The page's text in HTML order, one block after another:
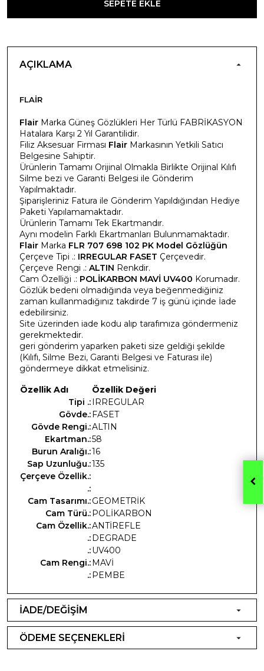
SEPETE EKLE
AÇIKLAMA
FLAIR
Flair Marka Güneş Gözlükleri Her Türlü FABRİKASYON
Hatalara Karşı 2 Yıl Garantilidir.
Filiz Aksesuar Firması Flair Markasının Yetkili Satıcı
Belgesine Sahiptir.
Ürünlerin Tamamı Orijinal Olmakla Birlikte Orijinal Kılıfı
Silme bezi ve Garanti Belgesi ile Gönderim
Yapılmaktadır.
Şiparişleriniz Fatura ile Gönderim Yapıldığından Hediye
Paketi Yapılamamaktadır.
Ürünlerin Tamamı Tek Ekartmandır.
Aynı modelin Farklı Ekartmanları Bulunmamaktadır.
Flair Marka FLR 707 698 102 PK Model Gözlüğün
Çerçeve Tipi .: IRREGULAR FASET Çerçevedir.
Çerçeve Rengi .: ALTIN Renkdir.
Cam Özelliği .: POLİKARBON MAVİ UV400 Korumadır.
Gözlük bedeni olmadığında veya beğenmediğiniz
zaman kullanmadığınız takdirde 7 iş günü içinde İade
edebilirsiniz.
Site üzerinden iade kodu alıp tarafımıza göndermeniz
gerekmektedir.
geri gönderim yaparken paketi size geldiği şekilde
(Kılıfı, Silme Bezi, Garanti Belgesi ve Faturası ile)
göndermeye dikkat etmelisiniz.
Özellik Adı
Özellik Değeri
Tipi .:IRREGULAR
Gövde.:FASET
Gövde Rengi.:ALTIN
Ekartman.:58
Burun Aralığı.:16
Sap Uzunluğu.:135
Çerçeve Özellik.:
.:
Cam Tasarımı.:GEOMETRİK
Cam Türü.:POLİKARBON
Cam Özellik.:ANTİREFLE
.:DEGRADE
.:UV400
Cam Rengi.:MAVİ
.:PEMBE
İADE/DEĞİŞİM
ÖDEME SEÇENEKLERİ